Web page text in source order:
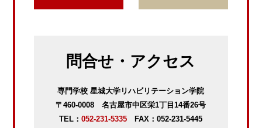
問合せ・アクセス
専門学校 星城大学リハビリテーション学院
〒460-0008 名古屋市中区栄1丁目14番26号
TEL：052-231-5335 FAX：052-231-5445